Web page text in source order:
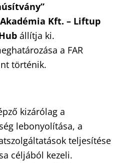
émia Kft. – Liftup
állítja ki.
a FAR
történik.
kizárólag a
lebonyolítása, a
teljesítése
céljából kezeli.